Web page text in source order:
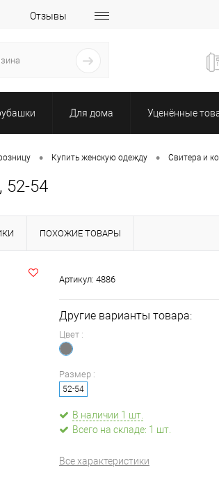
Отзывы
Для дома Уценённые
• Купить женскую одежду • Свитера и
52-54
ПОХОЖИЕ ТОВАРЫ
Артикул: 4886
Другие варианты товара:
Цвет :
Размер :
52-54
В наличии 1 шт.
Всего на складе: 1 шт.
Все характеристики